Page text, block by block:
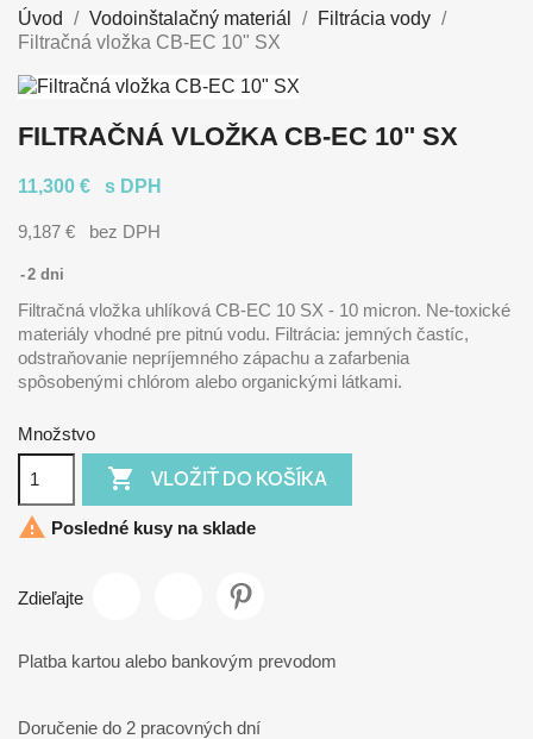
Úvod Vodoinštalačný materiál
Filtrácia vody
Filtračná vložka CB-EC 10" SX
FILTRAČNÁ VLOŽKA CB-EC 10" SX
11,300 € s DPH
9,187 € bez DPH
2 dni
Filtračná vložka uhlíková CB-EC 10 SX - 10 micron. Ne-toxické
materiály vhodné pre pitnú vodu. Filtrácia: jemných častíc,
odstraňovanie nepríjemného zápachu a zafarbenia
spôsobenými chlórom alebo organickými látkami.
Množstvo
 VLOŽIŤ DO KOŠÍKA
 Posledné kusy na sklade
Zdieľajte
Platba kartou alebo bankovým prevodom
Doručenie do 2 pracovných dní